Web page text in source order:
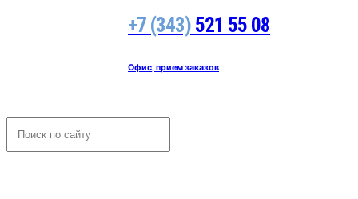
+7 (343) 521 55 08
Офис, прием заказов